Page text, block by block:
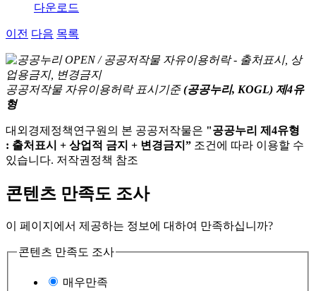
다운로드
이전 다음 목록
공공저작물 자유이용허락 표시기준 (공공누리, KOGL) 제4유
형
대외경제정책연구원의 본 공공저작물은 "공공누리 제4유형
: 출처표시 + 상업적 금지 + 변경금지” 조건에 따라 이용할 수
있습니다. 저작권정책 참조
콘텐츠 만족도 조사
이 페이지에서 제공하는 정보에 대하여 만족하십니까?
콘텐츠 만족도 조사
매우만족